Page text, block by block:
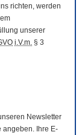
richten, werden
unserer
i.V.m. § 3
Newsletter
angeben. Ihre E-